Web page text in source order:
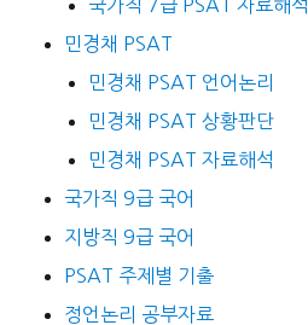
국가직 7급 PSAT 자료해석
민경채 PSAT
민경채 PSAT 언어논리
민경채 PSAT 상황판단
민경채 PSAT 자료해석
국가직 9급 국어
지방직 9급 국어
PSAT 주제별 기출
정언논리 공부자료